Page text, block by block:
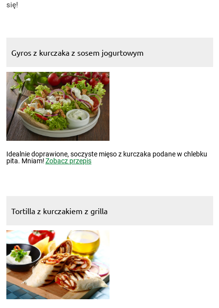
się!
Gyros z kurczaka z sosem jogurtowym
Idealnie doprawione, soczyste mięso z kurczaka podane w chlebku
pita. Mniam!Zobacz przepis
Tortilla z kurczakiem z grilla